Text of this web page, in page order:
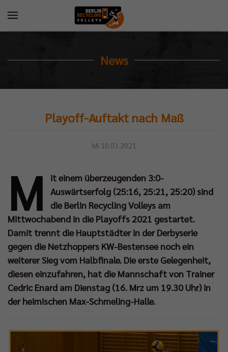
News
Playoff-Auftakt nach Maß
Mi 10.03.2021
M
it einem überzeugenden 3:0-
Auswärtserfolg (25:16, 25:21, 25:20) sind
die Berlin Recycling Volleys am
Mittwochabend in die Playoffs 2021 gestartet.
Damit trennt die Hauptstädter in der Derbyserie
gegen die Netzhoppers KW-Bestensee noch ein
weiterer Sieg vom Halbfinale. Die erste Gelegenheit,
diesen einzufahren, hat die Mannschaft von Trainer
Cedric Enard am Dienstag (16. Mrz um 19.30 Uhr) in
der heimischen Max-Schmeling-Halle.